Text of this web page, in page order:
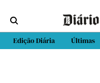
Edição Diária Últimas